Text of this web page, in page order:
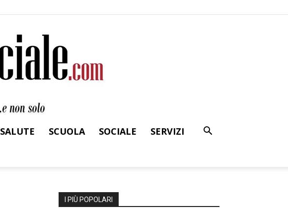
SALUTE SCUOLA SOCIALE
SERVIZI
I PIÙ POPOLARI